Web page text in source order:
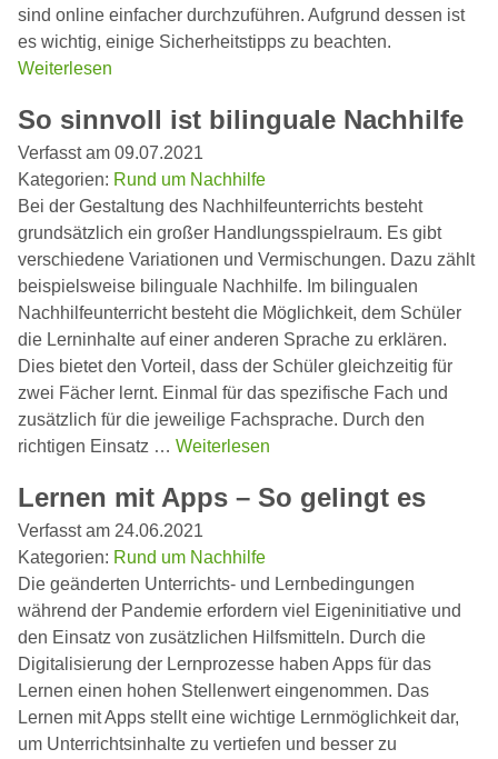
sind online einfacher durchzuführen. Aufgrund dessen ist
es wichtig, einige Sicherheitstipps zu beachten.
Weiterlesen
So sinnvoll ist bilinguale Nachhilfe
Verfasst am 09.07.2021
Kategorien: Rund um Nachhilfe
Bei der Gestaltung des Nachhilfeunterrichts besteht
grundsätzlich ein großer Handlungsspielraum. Es gibt
verschiedene Variationen und Vermischungen. Dazu zählt
beispielsweise bilinguale Nachhilfe. Im bilingualen
Nachhilfeunterricht besteht die Möglichkeit, dem Schüler
die Lerninhalte auf einer anderen Sprache zu erklären.
Dies bietet den Vorteil, dass der Schüler gleichzeitig für
zwei Fächer lernt. Einmal für das spezifische Fach und
zusätzlich für die jeweilige Fachsprache. Durch den
richtigen Einsatz … Weiterlesen
Lernen mit Apps – So gelingt es
Verfasst am 24.06.2021
Kategorien: Rund um Nachhilfe
Die geänderten Unterrichts- und Lernbedingungen
während der Pandemie erfordern viel Eigeninitiative und
den Einsatz von zusätzlichen Hilfsmitteln. Durch die
Digitalisierung der Lernprozesse haben Apps für das
Lernen einen hohen Stellenwert eingenommen. Das
Lernen mit Apps stellt eine wichtige Lernmöglichkeit dar,
um Unterrichtsinhalte zu vertiefen und besser zu